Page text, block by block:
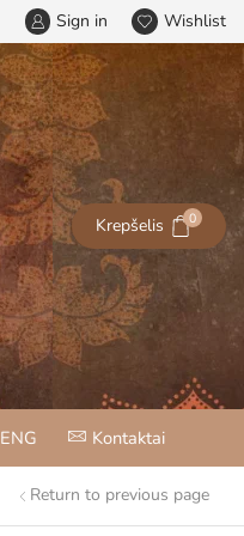
Sign in Wishlist
Krepšelis 0
ENG Kontaktai
Return to previous page